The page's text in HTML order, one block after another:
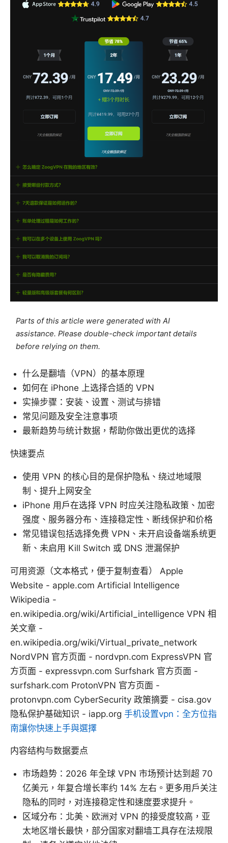
Parts of this article were generated with AI
assistance. Please double-check important details
before relying on them.
什么是翻墙（VPN）的基本原理
如何在 iPhone 上选择合适的 VPN
实操步骤：安装、设置、测试与排错
常见问题及安全注意事项
最新趋势与统计数据，帮助你做出更优的选择
快速要点
使用 VPN 的核心目的是保护隐私、绕过地域限
制、提升上网安全
iPhone 用户在选择 VPN 时应关注隐私政策、加密
强度、服务器分布、连接稳定性、断线保护和价格
常见错误包括选择免费 VPN、未开启设备端系统更
新、未启用 Kill Switch 或 DNS 泄漏保护
可用资源（文本格式，便于复制查看） Apple
Website - apple.com Artificial Intelligence
Wikipedia -
en.wikipedia.org/wiki/Artificial_intelligence VPN 相
关文章 -
en.wikipedia.org/wiki/Virtual_private_network
NordVPN 官方页面 - nordvpn.com ExpressVPN 官
方页面 - expressvpn.com Surfshark 官方页面 -
surfshark.com ProtonVPN 官方页面 -
protonvpn.com CyberSecurity 政策摘要 - cisa.gov
隐私保护基础知识 - iapp.org 手机设置vpn：全方位指
南讓你快速上手與選擇
内容结构与数据要点
市场趋势：2026 年全球 VPN 市场预计达到超 70
亿美元，年复合增长率约 14% 左右。更多用户关注
隐私的同时，对连接稳定性和速度要求提升。
区域分布：北美、欧洲对 VPN 的接受度较高，亚
太地区增长最快，部分国家对翻墙工具存在法规限